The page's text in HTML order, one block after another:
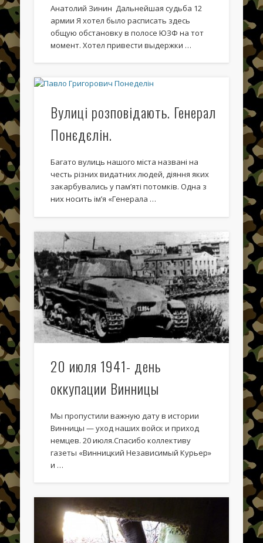
Август 2020
Август 2015
Март 2014
Декабрь 2013
Ноябрь 2013
Сентябрь 2013
Июнь 2013
Май 2013
Апрель 2013
Categories
3 июля 1941 года
4 июля 1941 года
8 июля 1941 года
Uncategorized
Боевые документы
История ЛеУра
Июль 1941
Карты и схемы
Литература по ЛеУРу
Анатолий Зинин Дальнейшая судьба 12
армии Я хотел было расписать здесь
общую обстановку в полосе ЮЗФ на тот
момент. Хотел привести выдержки …
Вулиці розповідають. Генерал
Понєдєлін.
Багато вулиць нашого міста названі на
честь різних видатних людей, діяння яких
закарбувались у пам’яті потомків. Одна з
них носить ім’я «Генерала …
20 июля 1941- день
оккупации Винницы
Мы пропустили важную дату в истории
Винницы — уход наших войск и приход
немцев. 20 июля.Спасибо коллективу
газеты «Винницкий Независимый Курьер»
и …